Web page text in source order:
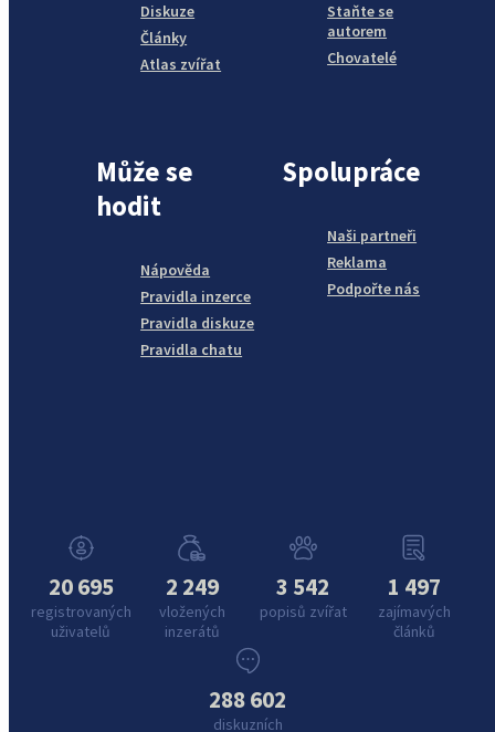
Diskuze
Články
Atlas zvířat
Staňte se
autorem
Chovatelé
Může se
hodit
Nápověda
Pravidla inzerce
Pravidla diskuze
Pravidla chatu
Spolupráce
Naši partneři
Reklama
Podpořte nás
20 695
registrovaných
uživatelů
2 249
vložených
inzerátů
3 542
popisů zvířat
1 497
zajímavých
článků
288 602
diskuzních